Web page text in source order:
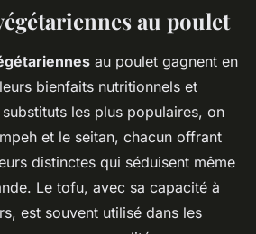
salé
est-ce possible ?
•5 min de lecture
au poulet
au poulet gagnent en
bienfaits nutritionnels et
les plus populaires, on
et le seitan, chacun offrant
distinctes qui séduisent même
Le tofu, avec sa capacité à
est souvent utilisé dans les